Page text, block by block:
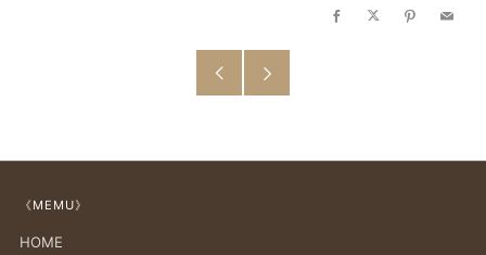
Facebook PinterestEmail
《MEMU》
HOME